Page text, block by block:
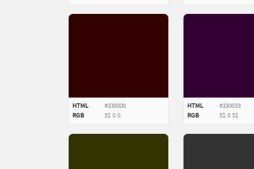
HTML
#330000
RGB
51 0 0
HTML
#330033
RGB
51 0 51